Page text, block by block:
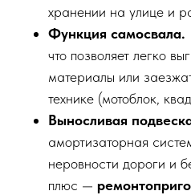
хранении на улице и
Функция самосвала.
что позволяет легко
материалы или
технике (мотоблок,
Выносливая
амортизаторная
неровности дороги и
плюс —